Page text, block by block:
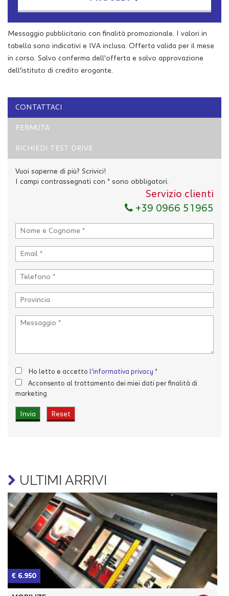
Contattaci
l'informativa privacy*
marketing
Messaggio pubblicitario con finalità promozionale. I valori in
tabella sono indicativi e IVA inclusa. Offerta valida per il mese
in corso. Salvo conferma dell'offerta e salvo approvazione
dell'istituto di credito erogante.
CONTATTACI
PERMUTA
RICHIEDI TEST DRIVE
Vuoi saperne di più? Scrivici!
I campi contrassegnati con * sono obbligatori.
Servizio clienti
+39 0966 51965
Ho letto e accetto l'informativa privacy *
Acconsento al trattamento dei miei dati per finalità di
marketing
ULTIMI ARRIVI
€ 6.950